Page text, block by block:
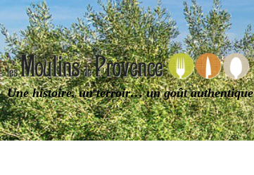
Une histoire, un terroir… un goût authentique